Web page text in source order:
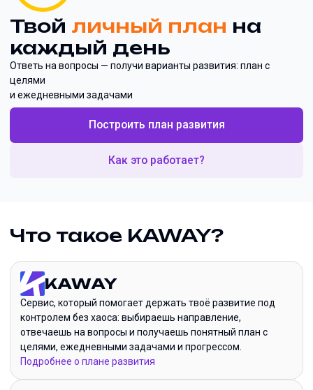
Твой личный план на
каждый день
Ответь на вопросы — получи варианты развития: план с
целями
и ежедневными задачами
Построить план развития
Как это работает?
Что такое KAWAY?
KAWAY
Сервис, который помогает держать твоё развитие под
контролем без хаоса: выбираешь направление,
отвечаешь на вопросы и получаешь понятный план с
целями, ежедневными задачами и прогрессом.
Подробнее о плане развития